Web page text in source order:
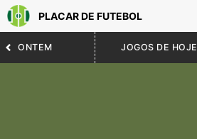
PLACAR DE FUTEBOL
ONTEM JOGOS DE HOJE